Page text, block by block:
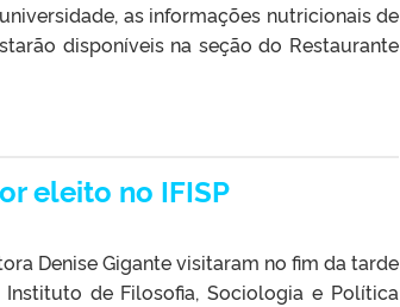
as informações nutricionais de
disponíveis na seção do Restaurante
eleito no IFISP
Denise Gigante visitaram no fim da tarde
de Filosofia, Sociologia e Política